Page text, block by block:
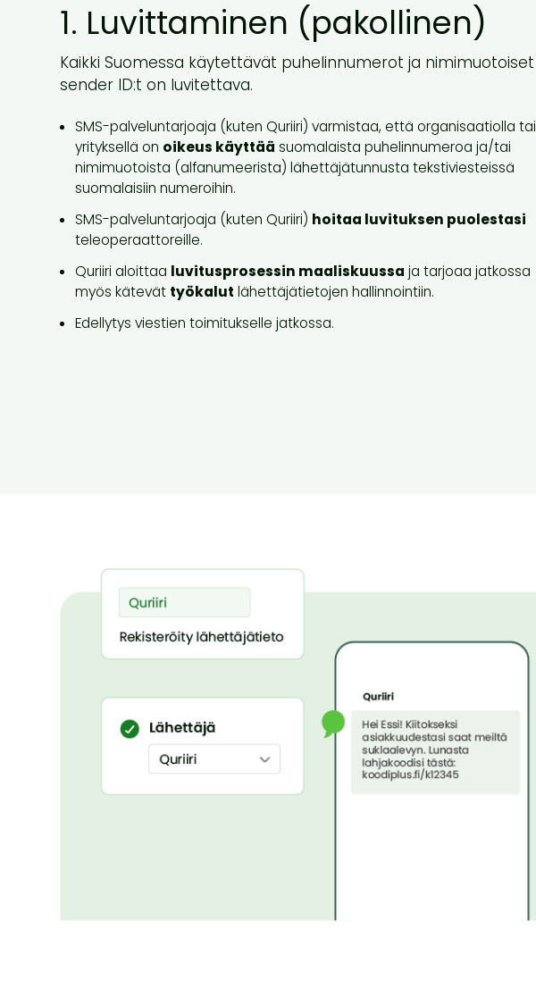
1. Luvittaminen (pakollinen)
Kaikki Suomessa käytettävät puhelinnumerot ja nimimuotoiset
sender ID:t on luvitettava.
SMS-palveluntarjoaja (kuten Quriiri) varmistaa, että organisaatiolla tai
yrityksellä on oikeus käyttää suomalaista puhelinnumeroa ja/tai
nimimuotoista (alfanumeerista) lähettäjätunnusta tekstiviesteissä
suomalaisiin numeroihin.
SMS-palveluntarjoaja (kuten Quriiri) hoitaa luvituksen puolestasi
teleoperaattoreille.
Quriiri aloittaa luvitusprosessin maaliskuussa ja tarjoaa jatkossa
myös kätevät työkalut lähettäjätietojen hallinnointiin.
Edellytys viestien toimitukselle jatkossa.